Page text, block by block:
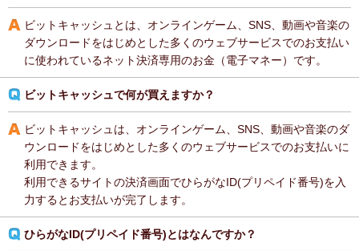
ビットキャッシュとは、オンラインゲーム、SNS、動画や音楽の
ダウンロードをはじめとした多くのウェブサービスでのお支払い
に使われているネット決済専用のお金（電子マネー）です。
ビットキャッシュで何が買えますか？
ビットキャッシュは、オンラインゲーム、SNS、動画や音楽のダ
ウンロードをはじめとした多くのウェブサービスでのお支払いに
利用できます。
利用できるサイトの決済画面でひらがなID(プリペイド番号)を入
力するとお支払いが完了します。
ひらがなID(プリペイド番号)とはなんですか？